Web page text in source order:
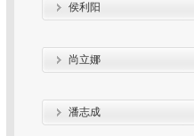
侯利阳
尚立娜
潘志成